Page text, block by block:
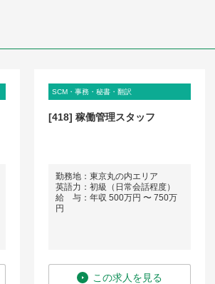
SCM・事務・秘書・翻訳
[418] 稼働管理スタッフ
勤務地：東京丸の内エリア
英語力：初級（日常会話程度）
給 与：年収 500万円 〜 750万
円
この求人を見る